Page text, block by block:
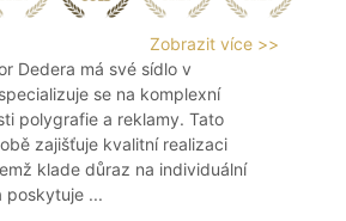
Zobrazit více >>
Dedera má své sídlo v
se na komplexní
polygrafie a reklamy. Tato
zajišťuje kvalitní realizaci
klade důraz na individuální
poskytuje ...